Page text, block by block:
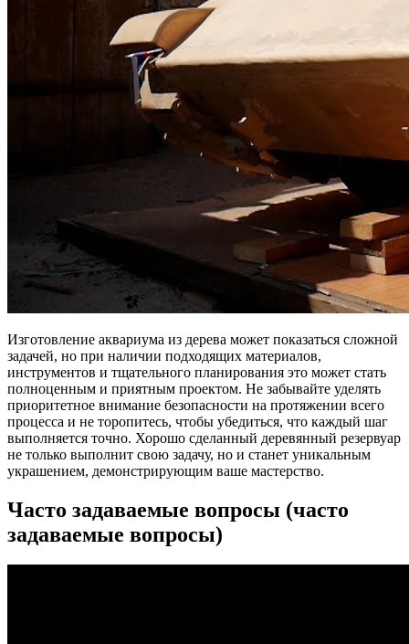
Изготовление аквариума из дерева может показаться сложной
задачей, но при наличии подходящих материалов,
инструментов и тщательного планирования это может стать
полноценным и приятным проектом. Не забывайте уделять
приоритетное внимание безопасности на протяжении всего
процесса и не торопитесь, чтобы убедиться, что каждый шаг
выполняется точно. Хорошо сделанный деревянный резервуар
не только выполнит свою задачу, но и станет уникальным
украшением, демонстрирующим ваше мастерство.
Часто задаваемые вопросы (часто
задаваемые вопросы)